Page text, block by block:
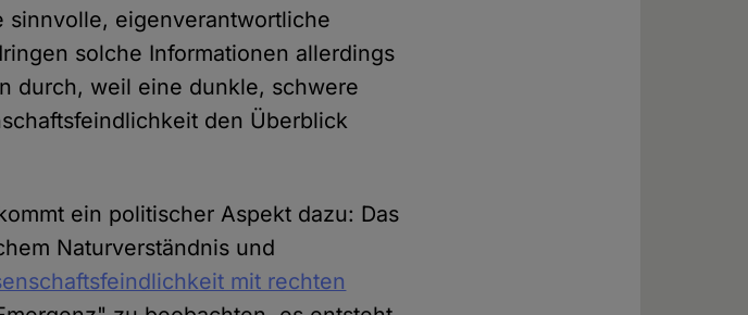
eigenverantwortliche
solche Informationen allerdings
durch, weil eine dunkle, schwere
den Überblick
ein politischer Aspekt dazu: Das
Naturverständnis und
mit rechten